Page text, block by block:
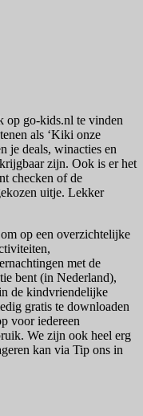
op go-kids.nl te vinden
als ‘Kiki onze
je deals, winacties en
zijn. Ook is er het
checken of de
uitje. Lekker
op een overzichtelijke
met de
bent (in Nederland),
de kindvriendelijke
gratis te downloaden
voor iedereen
We zijn ook heel erg
kan via Tip ons in